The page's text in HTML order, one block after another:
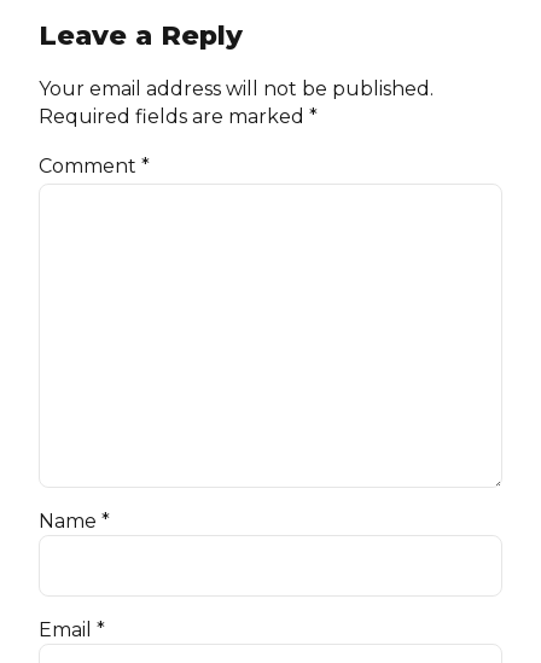
Leave a Reply
Your email address will not be published.
Required fields are marked *
Comment *
Name *
Email *